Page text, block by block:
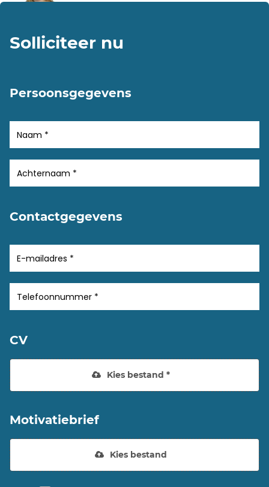
Solliciteer nu
Persoonsgegevens
Contactgegevens
CV
Kies bestand *
Motivatiebrief
Kies bestand